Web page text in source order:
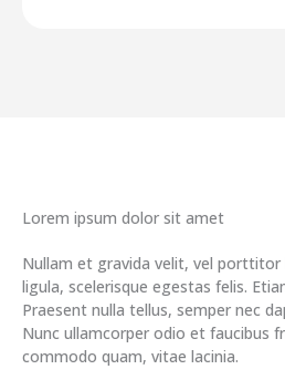
Lorem ipsum dolor sit amet
Nullam et gravida velit, vel porttitor
ligula, scelerisque egestas felis.
Praesent nulla tellus, semper nec
Nunc ullamcorper odio et faucibus
commodo quam, vitae lacinia.